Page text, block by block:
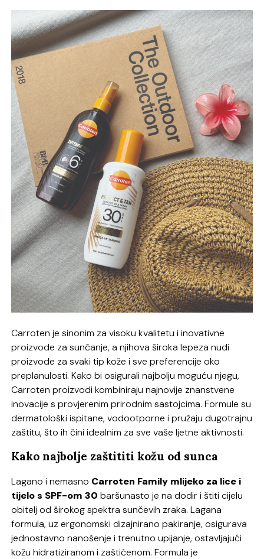
Carroten je sinonim za visoku kvalitetu i inovativne
proizvode za sunčanje, a njihova široka lepeza nudi
proizvode za svaki tip kože i sve preferencije oko
preplanulosti. Kako bi osigurali najbolju moguću njegu,
Carroten proizvodi kombiniraju najnovije znanstvene
inovacije s provjerenim prirodnim sastojcima. Formule su
dermatološki ispitane, vodootporne i pružaju dugotrajnu
zaštitu, što ih čini idealnim za sve vaše ljetne aktivnosti.
Kako najbolje zaštititi kožu od sunca
Lagano i nemasno Carroten Family mlijeko za lice i
tijelo s SPF-om 30 baršunasto je na dodir i štiti cijelu
obitelj od širokog spektra sunčevih zraka. Lagana
formula, uz ergonomski dizajnirano pakiranje, osigurava
jednostavno nanošenje i trenutno upijanje, ostavljajući
kožu hidratiziranom i zaštićenom. Formula je